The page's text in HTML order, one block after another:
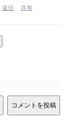
返信 共有
コメントを投稿